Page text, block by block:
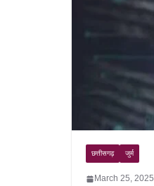
छत्तीसगढ़ जुर्म
March 25, 2025